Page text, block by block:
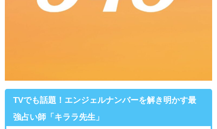
TVでも話題！エンジェルナンバーを解き明かす最
強占い師「キララ先生」